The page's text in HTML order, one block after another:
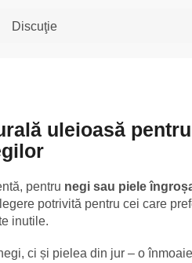
Discuţie
uleioasă
pentru negi sau piele
potrivită pentru cei care
inutile.
ci și pielea din jur – o